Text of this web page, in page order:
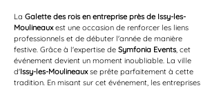
La Galette des rois en entreprise près de Issy-les-
Moulineaux est une occasion de renforcer les liens
professionnels et de débuter l'année de manière
festive. Grâce à l'expertise de Symfonia Events, cet
événement devient un moment inoubliable. La ville
d'Issy-les-Moulineaux se prête parfaitement à cette
tradition. En misant sur cet événement, les entreprises